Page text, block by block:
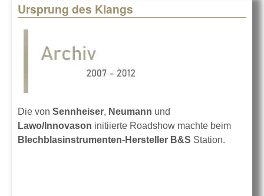
Ursprung des Klangs
Die von Sennheiser, Neumann und
Lawo/Innovason initiierte Roadshow machte beim
Blechblasinstrumenten-Hersteller B&S Station.